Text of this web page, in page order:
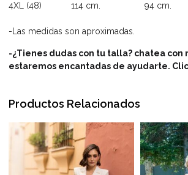
4XL (48) 114 cm. 94 cm.
-Las medidas son aproximadas.
-¿Tienes dudas con tu talla? chatea con
estaremos encantadas de ayudarte. Clic
Productos Relacionados